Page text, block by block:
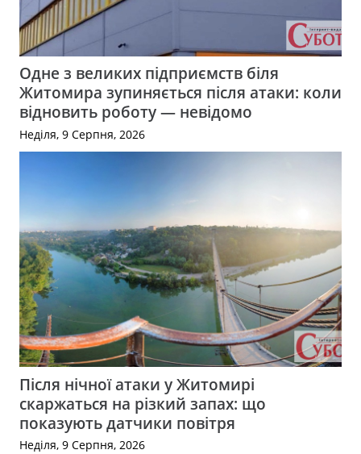
Одне з великих підприємств біля
Житомира зупиняється після атаки: коли
відновить роботу — невідомо
Неділя, 9 Серпня, 2026
Після нічної атаки у Житомирі
скаржаться на різкий запах: що
показують датчики повітря
Неділя, 9 Серпня, 2026